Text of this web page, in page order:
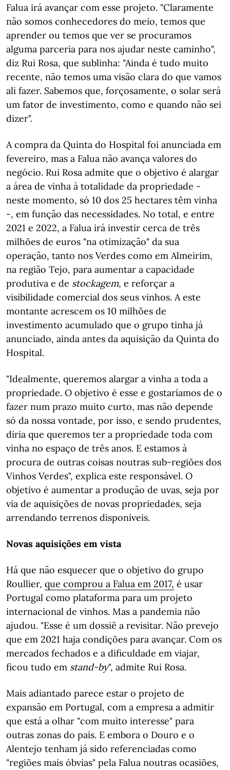
Falua irá avançar com esse projeto. "Claramente
não somos conhecedores do meio, temos que
aprender ou temos que ver se procuramos
alguma parceria para nos ajudar neste caminho",
diz Rui Rosa, que sublinha: "Ainda é tudo muito
recente, não temos uma visão clara do que vamos
ali fazer. Sabemos que, forçosamente, o solar será
um fator de investimento, como e quando não sei
dizer".
A compra da Quinta do Hospital foi anunciada em
fevereiro, mas a Falua não avança valores do
negócio. Rui Rosa admite que o objetivo é alargar
a área de vinha à totalidade da propriedade -
neste momento, só 10 dos 25 hectares têm vinha
-, em função das necessidades. No total, e entre
2021 e 2022, a Falua irá investir cerca de três
milhões de euros "na otimização" da sua
operação, tanto nos Verdes como em Almeirim,
na região Tejo, para aumentar a capacidade
produtiva e de stockagem, e reforçar a
visibilidade comercial dos seus vinhos. A este
montante acrescem os 10 milhões de
investimento acumulado que o grupo tinha já
anunciado, ainda antes da aquisição da Quinta do
Hospital.
"Idealmente, queremos alargar a vinha a toda a
propriedade. O objetivo é esse e gostaríamos de o
fazer num prazo muito curto, mas não depende
só da nossa vontade, por isso, e sendo prudentes,
diria que queremos ter a propriedade toda com
vinha no espaço de três anos. E estamos à
procura de outras coisas noutras sub-regiões dos
Vinhos Verdes", explica este responsável. O
objetivo é aumentar a produção de uvas, seja por
via de aquisições de novas propriedades, seja
arrendando terrenos disponíveis.
Novas aquisições em vista
Há que não esquecer que o objetivo do grupo
Roullier, que comprou a Falua em 2017, é usar
Portugal como plataforma para um projeto
internacional de vinhos. Mas a pandemia não
ajudou. "Esse é um dossiê a revisitar. Não prevejo
que em 2021 haja condições para avançar. Com os
mercados fechados e a dificuldade em viajar,
ficou tudo em stand-by", admite Rui Rosa.
Mais adiantado parece estar o projeto de
expansão em Portugal, com a empresa a admitir
que está a olhar "com muito interesse" para
outras zonas do país. E embora o Douro e o
Alentejo tenham já sido referenciadas como
"regiões mais óbvias" pela Falua noutras ocasiões,